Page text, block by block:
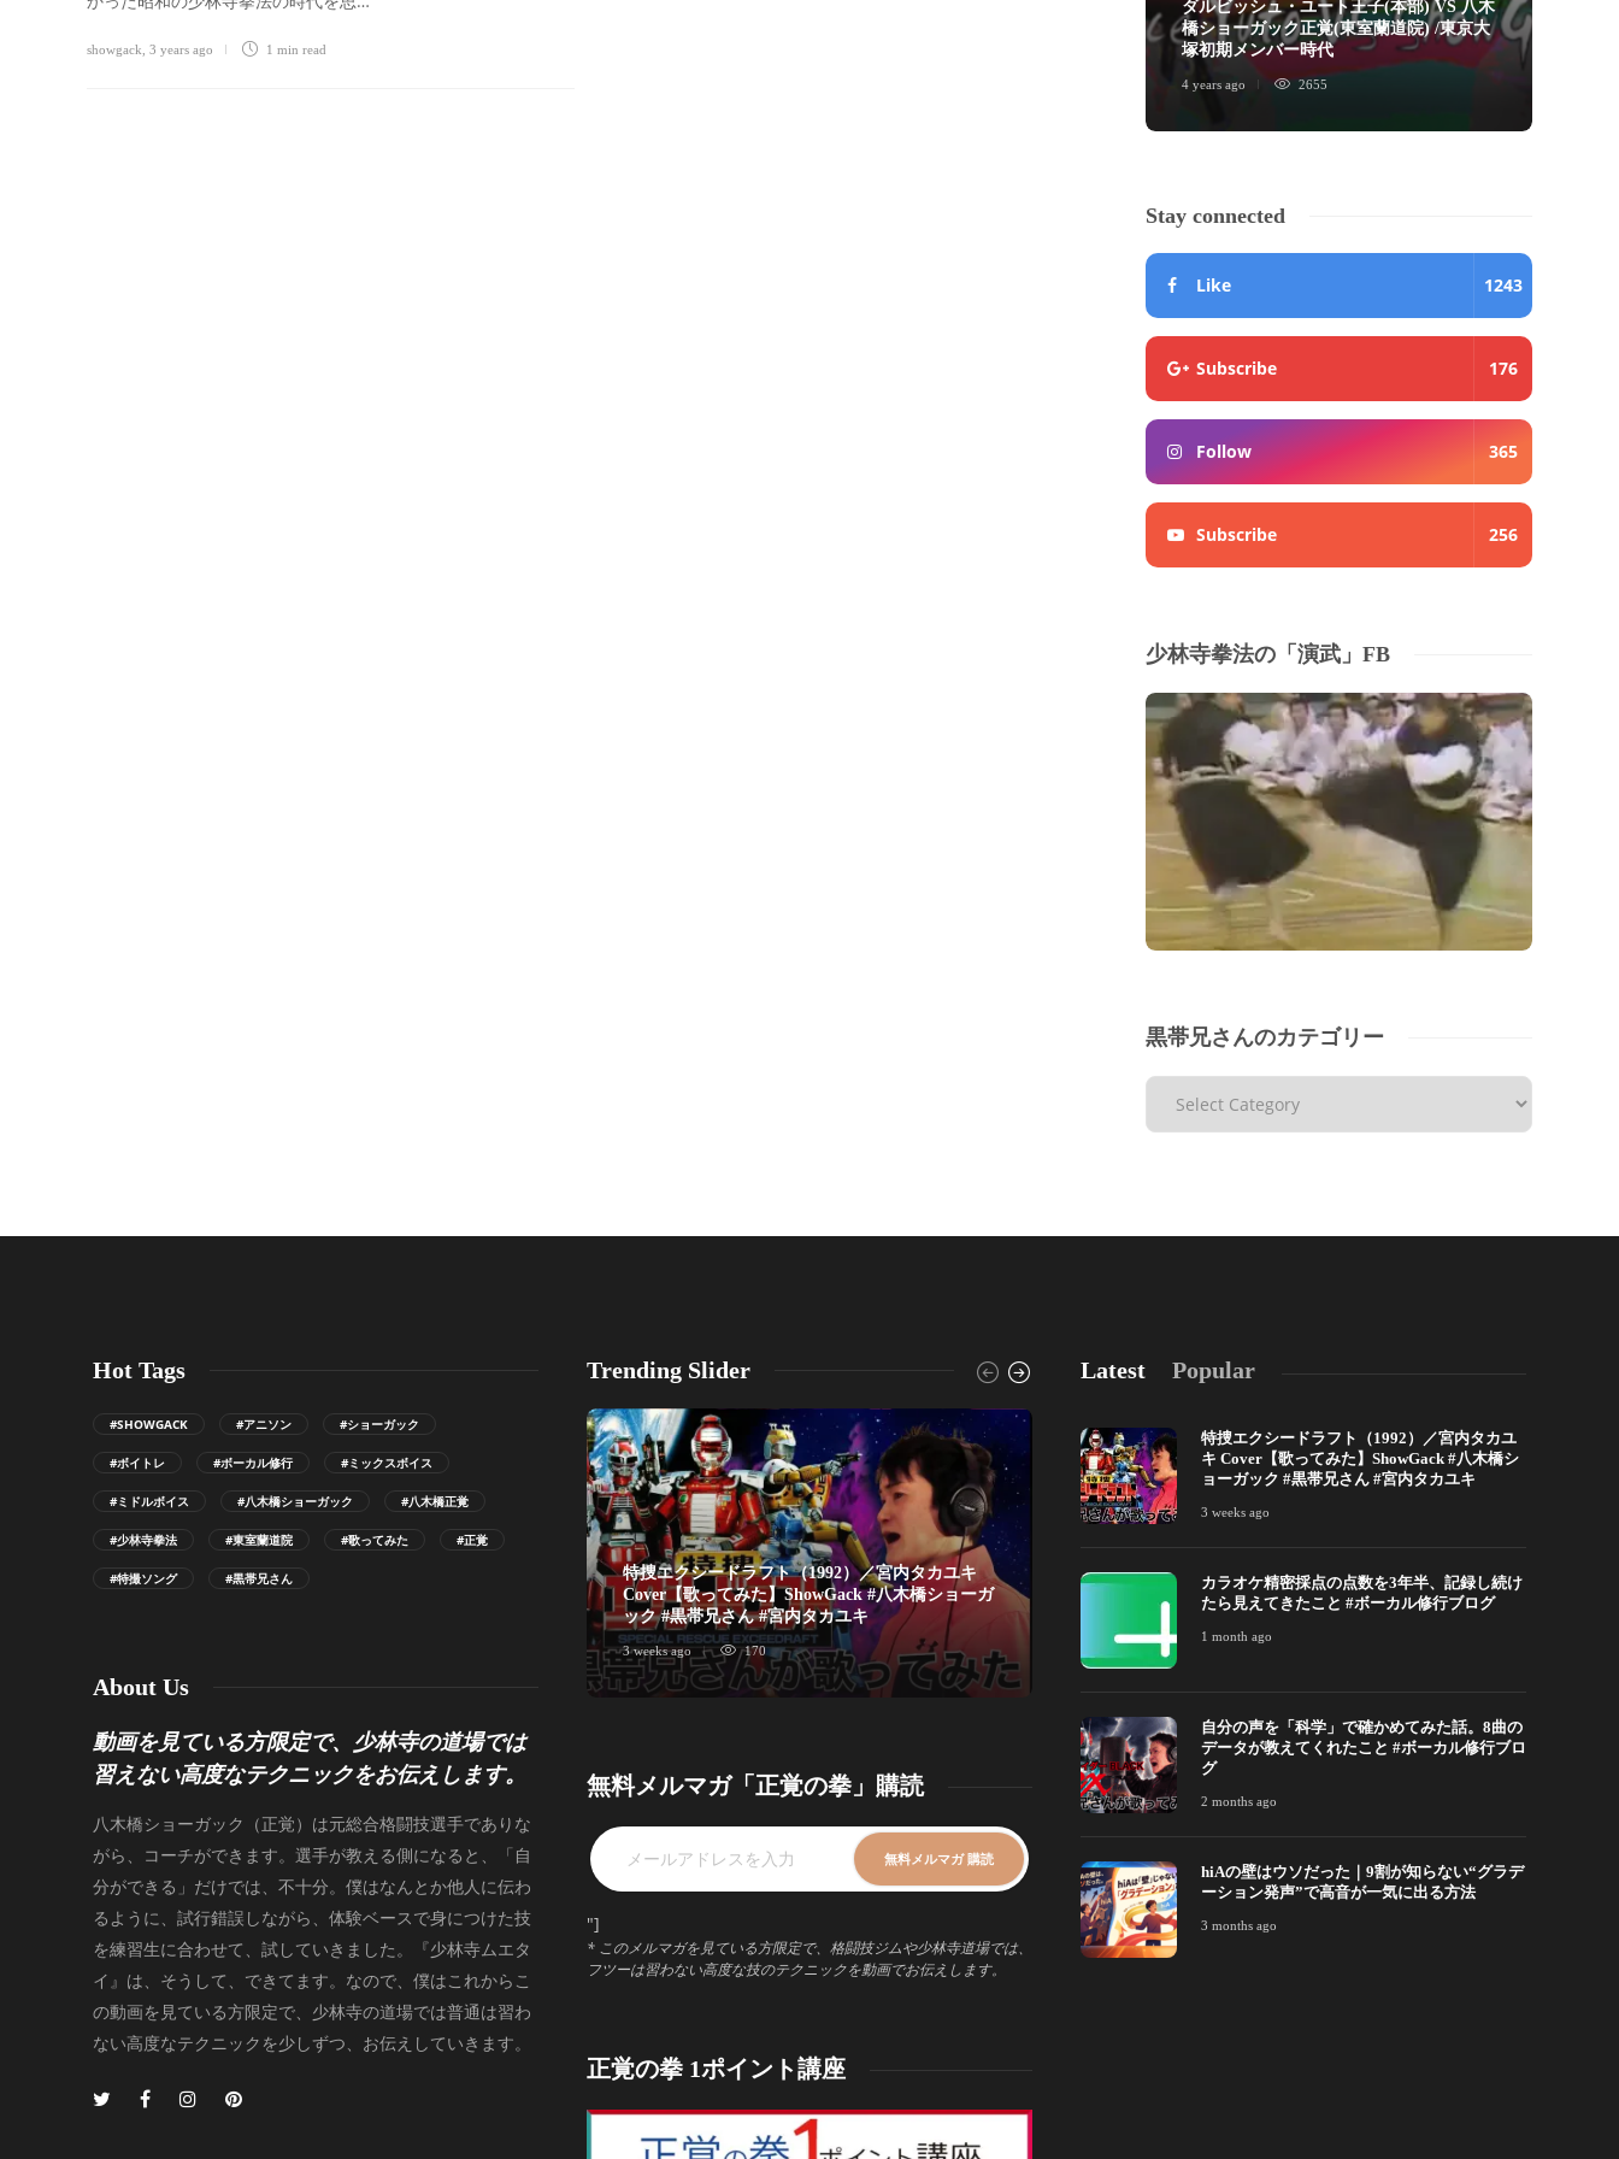
showgack 3 years ago 1 min read
ダルビッシュ・ユート王子(本部) VS 八木
橋ショーガック正覚(東室蘭道院) /東京大
塚初期メンバー時代
4 years ago 2655
Stay connected
Like 1243
Subscribe 176
Follow 365
Subscribe 256
少林寺拳法の「演武」FB
黒帯兄さんのカテゴリー
Hot Tags
#SHOWGACK #アニソン #ショーガック
#ボイトレ #ボーカル修行 #ミックスボイス
#ミドルボイス #八木橋ショーガック #八木橋正覚
#少林寺拳法 #東室蘭道院 #歌ってみた #正覚
#特撮ソング #黒帯兄さん
About Us
動画を見ている方限定で、少林寺の道場では
習えない高度なテクニックをお伝えします。
八木橋ショーガック（正覚）は元総合格闘技選手でありな
がら、コーチができます。選手が教える側になると、「自
分ができる」だけでは、不十分。僕はなんとか他人に伝わ
るように、試行錯誤しながら、体験ベースで身につけた技
を練習生に合わせて、試していきました。『少林寺ムエタ
イ』は、そうして、できてます。なので、僕はこれからこ
の動画を見ている方限定で、少林寺の道場では普通は習わ
ない高度なテクニックを少しずつ、お伝えしていきます。
Trending Slider
特捜エクシードラフト（1992）／宮内タカユキ
Cover【歌ってみた】ShowGack #八木橋ショーガ
ック #黒帯兄さん #宮内タカユキ
3 weeks ago 170
カラオケ精密採点の点数を3年半、記録し続けた
ら見えてきたこと #ボーカル修行ブログ
自分の声を
無料メルマガ「正覚の拳」購読
"]
* このメルマガを見ている方限定で、格闘技ジムや少林寺道場では、
フツーは習わない高度な技のテクニックを動画でお伝えします。
正覚の拳 1ポイント講座
Latest Popular
特捜エクシードラフト（1992）／宮内タカユ
キ Cover【歌ってみた】ShowGack #八木橋シ
ョーガック #黒帯兄さん #宮内タカユキ
3 weeks ago
カラオケ精密採点の点数を3年半、記録し続け
たら見えてきたこと #ボーカル修行ブログ
1 month ago
自分の声を「科学」で確かめてみた話。8曲の
データが教えてくれたこと #ボーカル修行ブロ
グ
2 months ago
hiAの壁はウソだった｜9割が知らない“グラデ
ーション発声”で高音が一気に出る方法
3 months ago